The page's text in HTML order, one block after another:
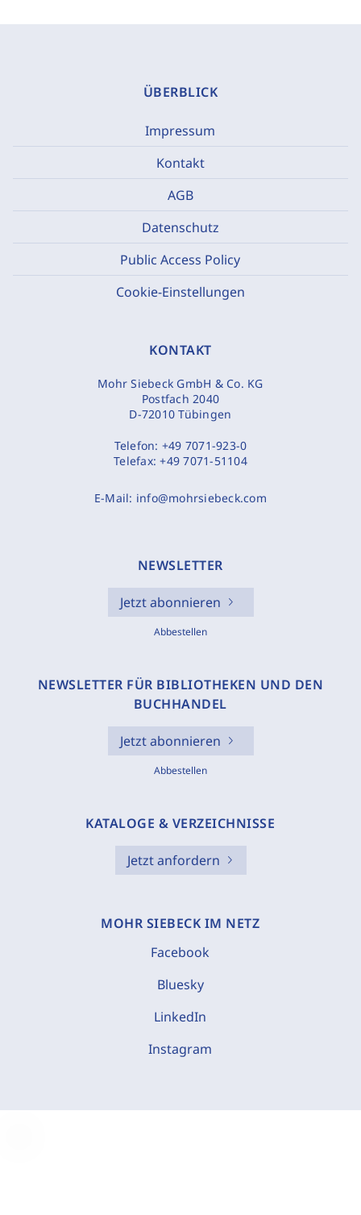
ÜBERBLICK
Impressum
Kontakt
AGB
Datenschutz
Public Access Policy
Cookie-Einstellungen
KONTAKT
Mohr Siebeck GmbH & Co. KG
Postfach 2040
D-72010 Tübingen
Telefon: +49 7071-923-0
Telefax:+49 7071-51104
E-Mail: info@mohrsiebeck.com
NEWSLETTER
Jetzt abonnieren
Abbestellen
NEWSLETTER FÜR BIBLIOTHEKEN UND DEN
BUCHHANDEL
Jetzt abonnieren
Abbestellen
KATALOGE & VERZEICHNISSE
Jetzt anfordern
MOHR SIEBECK IM NETZ
Facebook
Bluesky
LinkedIn
Instagram